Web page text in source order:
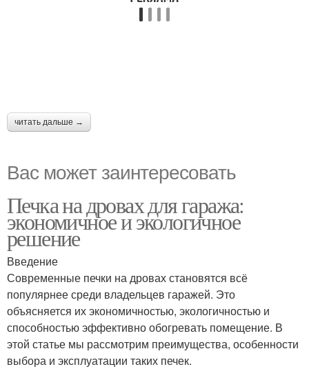
читать дальше →
Вас может заинтересовать
Печка на дровах для гаража:
экономичное и экологичное
решение
Введение
Современные печки на дровах становятся всё
популярнее среди владельцев гаражей. Это
объясняется их экономичностью, экологичностью и
способностью эффективно обогревать помещение. В
этой статье мы рассмотрим преимущества, особенности
выбора и эксплуатации таких печек.